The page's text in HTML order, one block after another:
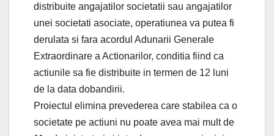
distribuite angajatilor societatii sau angajatilor
unei societati asociate, operatiunea va putea fi
derulata si fara acordul Adunarii Generale
Extraordinare a Actionarilor, conditia fiind ca
actiunile sa fie distribuite in termen de 12 luni
de la data dobandirii.
Proiectul elimina prevederea care stabilea ca o
societate pe actiuni nu poate avea mai mult de